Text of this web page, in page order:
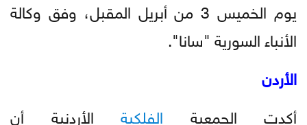
يوم الخميس 3 من أبريل المقبل، وفق وكالة
الأنباء السورية "سانا".
الأردن
أكدت الجمعية الفلكية الأردنية أن